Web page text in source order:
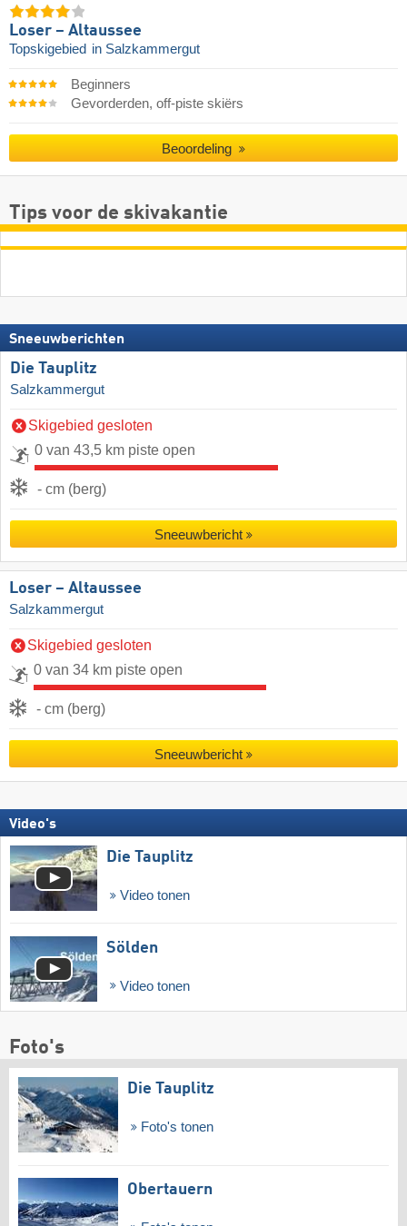
Loser – Altaussee
Topskigebied in Salzkammergut
Beginners
Gevorderden, off-piste skiërs
Beoordeling
Tips voor de skivakantie
Sneeuwberichten
Die Tauplitz
Salzkammergut
Skigebied gesloten
0 van 43,5 km piste open
- cm (berg)
Sneeuwbericht
Loser – Altaussee
Salzkammergut
Skigebied gesloten
0 van 34 km piste open
- cm (berg)
Sneeuwbericht
Video's
Die Tauplitz
Video tonen
Sölden
Video tonen
Foto's
Die Tauplitz
Foto's tonen
Obertauern